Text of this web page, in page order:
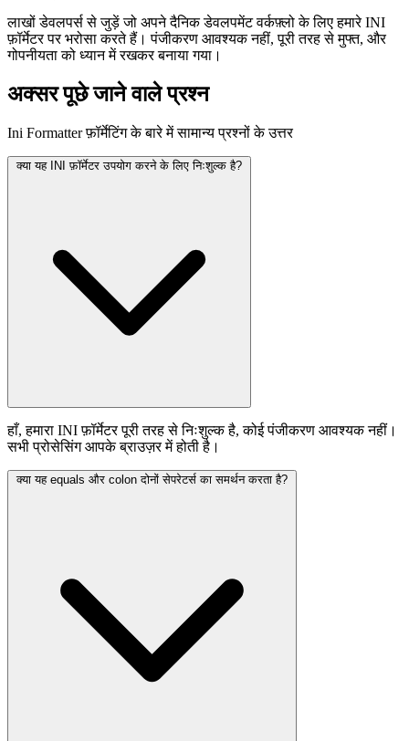
लाखों डेवलपर्स से जुड़ें जो अपने दैनिक डेवलपमेंट वर्कफ़्लो के लिए हमारे INI
फ़ॉर्मेटर पर भरोसा करते हैं। पंजीकरण आवश्यक नहीं, पूरी तरह से मुफ्त, और
गोपनीयता को ध्यान में रखकर बनाया गया।
अक्सर पूछे जाने वाले प्रश्न
Ini Formatter फ़ॉर्मेटिंग के बारे में सामान्य प्रश्नों के उत्तर
क्या यह INI फ़ॉर्मेटर उपयोग करने के लिए निःशुल्क है?
हाँ, हमारा INI फ़ॉर्मेटर पूरी तरह से निःशुल्क है, कोई पंजीकरण आवश्यक नहीं।
सभी प्रोसेसिंग आपके ब्राउज़र में होती है।
क्या यह equals और colon दोनों सेपरेटर्स का समर्थन करता है?